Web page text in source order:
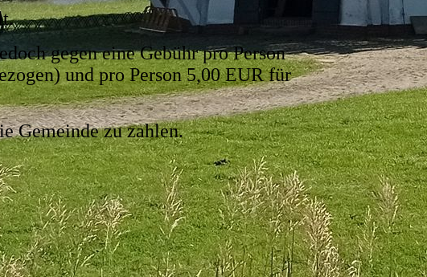
gegen eine Gebühr pro Person
und pro Person 5,00 EUR für
Gemeinde zu zahlen.